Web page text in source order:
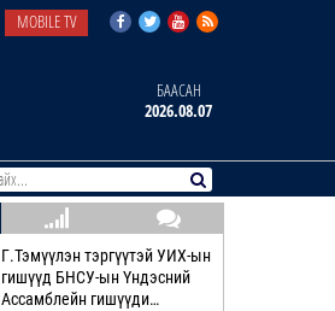
MOBILE TV
БААСАН
2026.08.07
Г.Тэмүүлэн тэргүүтэй УИХ-ын
гишүүд БНСУ-ын Үндэсний
Ассамблейн гишүүди…